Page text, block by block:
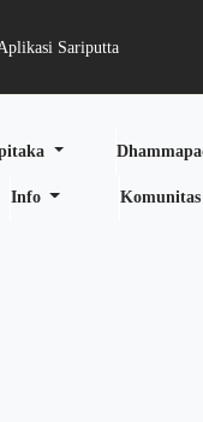
Sariputta
Info Komunitas